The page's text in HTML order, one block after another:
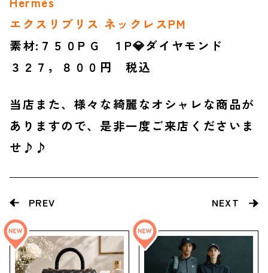
エクスリブリス ネックレスPM
素材:７５０P G １P💎ダイヤモンド
３２７，８００円 税込
当店また、様々な綺麗なオシャレな商品が
ありますので、是非一度ご来店くださいま
せ♪♪
PREV NEXT